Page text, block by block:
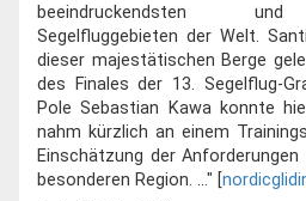
beeindruckendsten und
Segelfluggebieten der Welt.
dieser majestätischen Berge
des Finales der 13. Segelflug-
Pole Sebastian Kawa konnte
nahm kürzlich an einem
Einschätzung der
besonderen Region. ..." [